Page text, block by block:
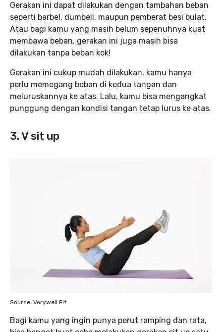
Gerakan ini dapat dilakukan dengan tambahan beban
seperti barbel, dumbell, maupun pemberat besi bulat.
Atau bagi kamu yang masih belum sepenuhnya kuat
membawa beban, gerakan ini juga masih bisa
dilakukan tanpa beban kok!
Gerakan ini cukup mudah dilakukan, kamu hanya
perlu memegang beban di kedua tangan dan
meluruskannya ke atas. Lalu, kamu bisa mengangkat
punggung dengan kondisi tangan tetap lurus ke atas.
3. V sit up
Source: Verywell Fit
Bagi kamu yang ingin punya perut ramping dan rata,